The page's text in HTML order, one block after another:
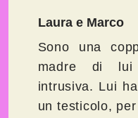
Laura e Marco
Sono una
madre di lui
intrusiva. Lui
un testicolo,